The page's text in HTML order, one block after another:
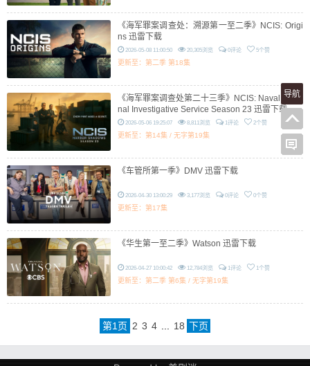
《海军罪案调查处：溯源第一至二季》NCIS: Origi
ns 迅雷下载
2026-05-08 11:00:50 20,305浏览 0评论 5个赞
更新至：第二季 第18集
《海军罪案调查处第二十三季》NCIS: Naval Crimi
nal Investigative Service Season 23 迅雷下载
2026-05-06 19:25:07 8,811浏览 1评论 2个赞
更新至：第14集 / 无字第19集
《车管所第一季》DMV 迅雷下载
2026-04-30 13:00:29 3,177浏览 0评论 0个赞
更新至：第17集
《华生第一至二季》Watson 迅雷下载
2026-04-27 10:00:42 12,784浏览 1评论 1个赞
更新至：第二季 第6集 / 无字第19集
第1 页 2 3 4 18 下页
导航